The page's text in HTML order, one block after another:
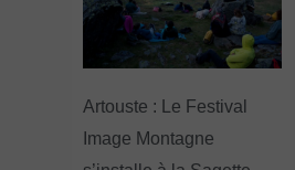
Artouste : Le Festival
Image Montagne